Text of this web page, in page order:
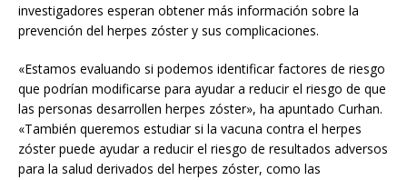
investigadores esperan obtener más información sobre la
prevención del herpes zóster y sus complicaciones.
«Estamos evaluando si podemos identificar factores de riesgo
que podrían modificarse para ayudar a reducir el riesgo de que
las personas desarrollen herpes zóster», ha apuntado Curhan.
«También queremos estudiar si la vacuna contra el herpes
zóster puede ayudar a reducir el riesgo de resultados adversos
para la salud derivados del herpes zóster, como las